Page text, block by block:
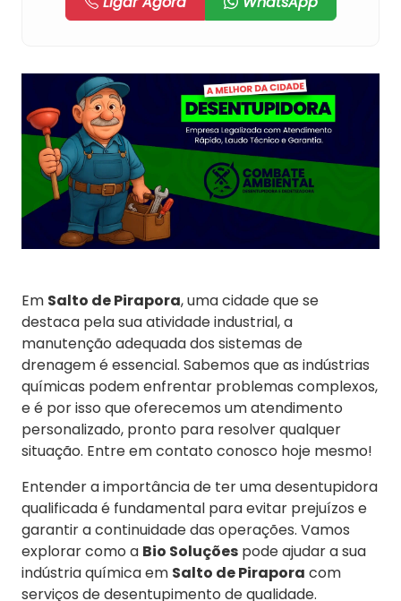
Em Salto de Pirapora, uma cidade que se
destaca pela sua atividade industrial, a
manutenção adequada dos sistemas de
drenagem é essencial. Sabemos que as indústrias
químicas podem enfrentar problemas complexos,
e é por isso que oferecemos um atendimento
personalizado, pronto para resolver qualquer
situação. Entre em contato conosco hoje mesmo!
Entender a importância de ter uma desentupidora
qualificada é fundamental para evitar prejuízos e
garantir a continuidade das operações. Vamos
explorar como a Bio Soluções pode ajudar a sua
indústria química em Salto de Pirapora com
serviços de desentupimento de qualidade.